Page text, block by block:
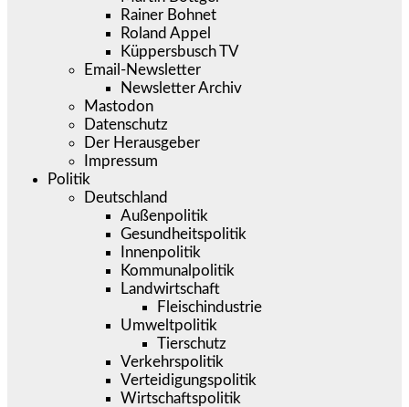
Rainer Bohnet
Roland Appel
Küppersbusch TV
Email-Newsletter
Newsletter Archiv
Mastodon
Datenschutz
Der Herausgeber
Impressum
Politik
Deutschland
Außenpolitik
Gesundheitspolitik
Innenpolitik
Kommunalpolitik
Landwirtschaft
Fleischindustrie
Umweltpolitik
Tierschutz
Verkehrspolitik
Verteidigungspolitik
Wirtschaftspolitik